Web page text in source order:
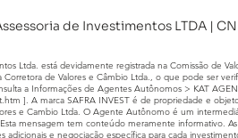
de Investimentos LTDA |
Ltda. está devidamente registrada na Comissão de
de Valores e Câmbio Ltda., o que pode ser
a Informações de Agentes Autônomos > KAT
]. A marca SAFRA INVEST é de propriedade e
e Cambio Ltda. O Agente Autônomo é um
mensagem tem conteúdo meramente informativo.
adicionais e negociação específica para cada